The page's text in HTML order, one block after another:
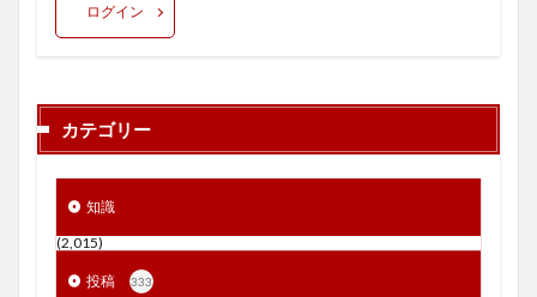
ログイン
カテゴリー
知識
(2,015)
投稿 333